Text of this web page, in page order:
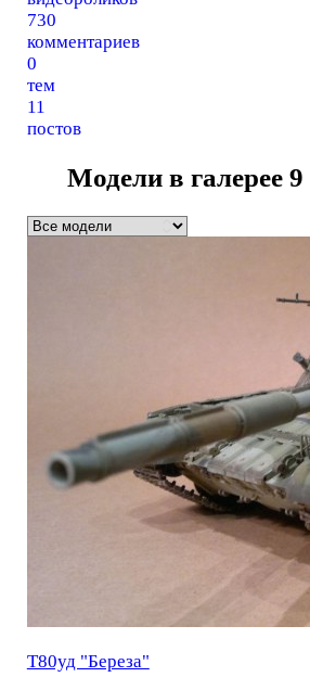
730
комментариев
0
тем
11
постов
Модели в галерее9
Т80уд "Береза"